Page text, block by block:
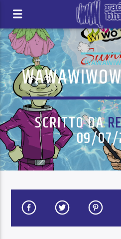
SCRITTO DA
09/07/